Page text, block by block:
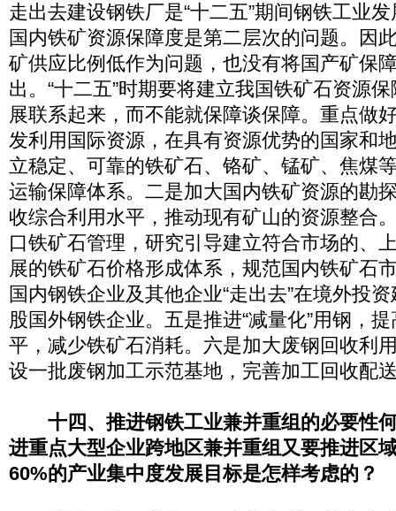
走出去建设钢铁厂是“十二五”期间钢铁工业
国内铁矿资源保障度是第二层次的问题。因
矿供应比例低作为问题，也没有将国产矿保
出。“十二五”时期要将建立我国铁矿石资源
展联系起来，而不能就保障谈保障。重点做
发利用国际资源，在具有资源优势的国家和
立稳定、可靠的铁矿石、铬矿、锰矿、焦煤
运输保障体系。二是加大国内铁矿资源的勘
收综合利用水平，推动现有矿山的资源整合
口铁矿石管理，研究引导建立符合市场的、
展的铁矿石价格形成体系，规范国内铁矿石
国内钢铁企业及其他企业“走出去”在境外投
股国外钢铁企业。五是推进“减量化”用钢，
平，减少铁矿石消耗。六是加大废钢回收利
设一批废钢加工示范基地，完善加工回收配
十四、推进钢铁工业兼并重组的必要性
进重点大型企业跨地区兼并重组又要推进区
60%的产业集中度发展目标是怎样考虑的？